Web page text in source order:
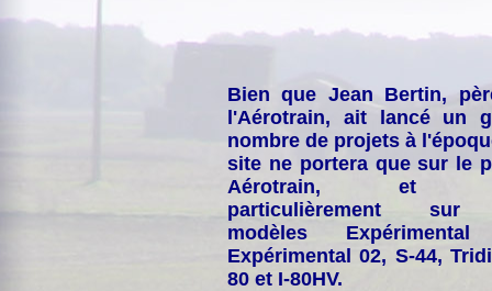
Bien que Jean Bertin,
l'Aérotrain, ait lancé un
nombre de projets à
site ne portera que sur le
Aérotrain, et
particulièrement
modèles
Expérimental 02, S-44,
80 et I-80HV.